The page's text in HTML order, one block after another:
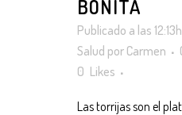
BONITA
Publicado a las 12:13h
Salud por Carmen
0 Likes
Las torrijas son el